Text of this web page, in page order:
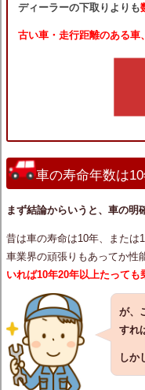
ディーラーの下取りよりも
古い車・走行距離のある車
車の寿命年数は
まず結論からいうと、車の明
昔は車の寿命は10年、または
車業界の頑張りもあってか性
いれば10年20年以上たって
が、
すれ
しか